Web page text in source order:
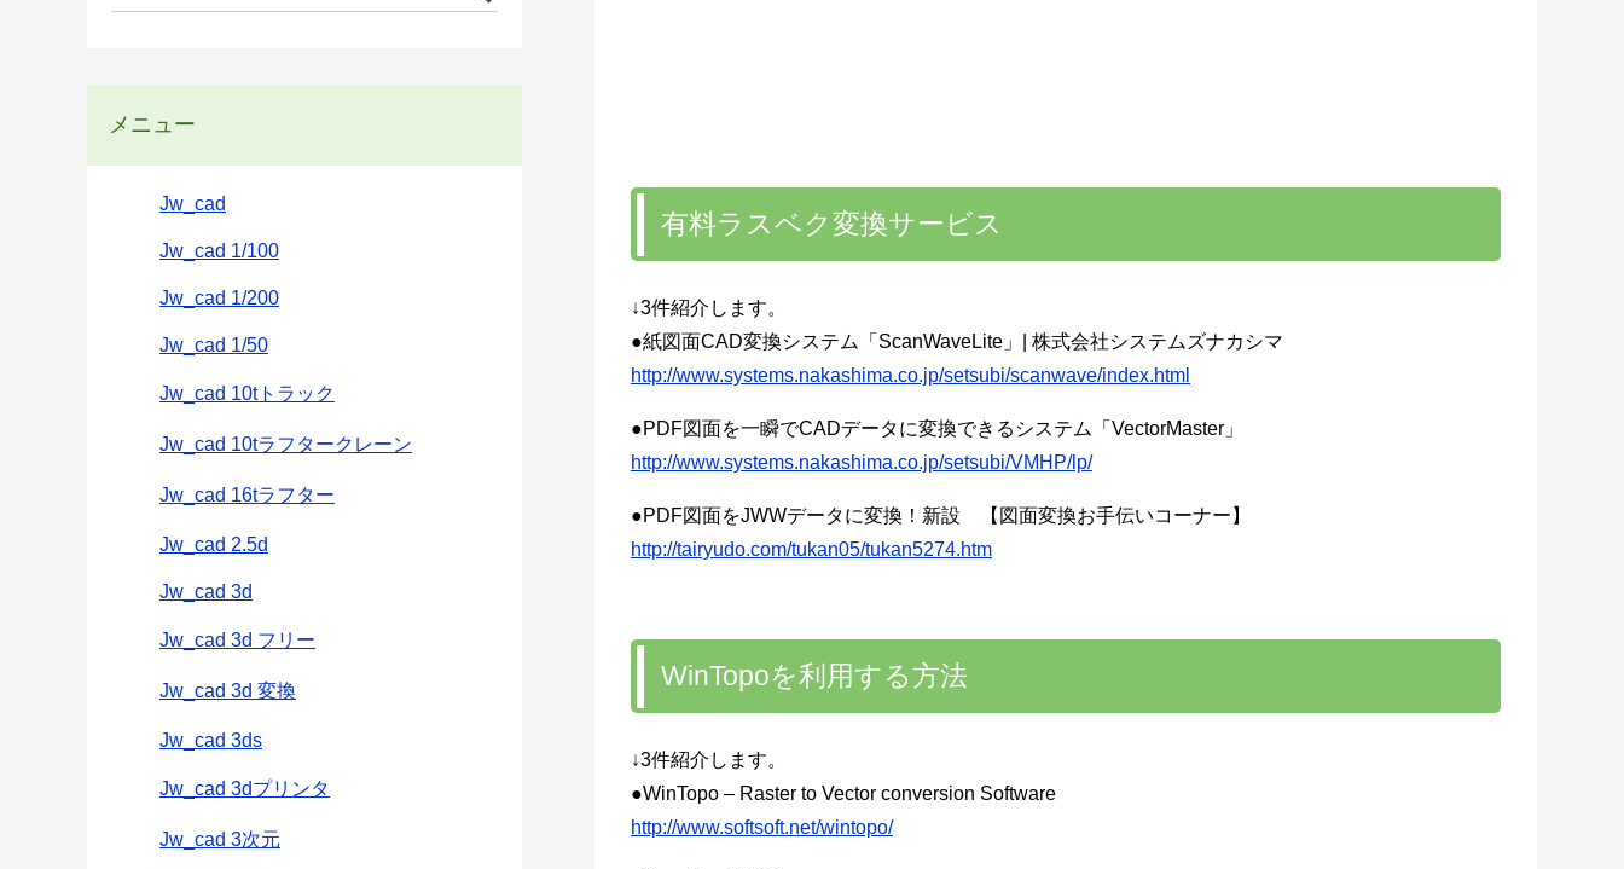
有料ラスベク変換サービス
↓3件紹介します。
●紙図面CAD変換システム「ScanWaveLite」| 株式会社システムズナカシマ
http://www.systems.nakashima.co.jp/setsubi/scanwave/index.html
●PDF図面を一瞬でCADデータに変換できるシステム「VectorMaster」
http://www.systems.nakashima.co.jp/setsubi/VMHP/lp/
●PDF図面をJWWデータに変換！新設 【図面変換お手伝いコーナー】
http://tairyudo.com/tukan05/tukan5274.htm
WinTopoを利用する方法
↓3件紹介します。
●WinTopo – Raster to Vector conversion Software
http://www.softsoft.net/wintopo/
メニュー
Jw_cad
Jw_cad 1/100
Jw_cad 1/200
Jw_cad 1/50
Jw_cad 10tトラック
Jw_cad 10tラフタークレーン
Jw_cad 16tラフター
Jw_cad 2.5d
Jw_cad 3d
Jw_cad 3d フリー
Jw_cad 3d 変換
Jw_cad 3ds
Jw_cad 3dプリンタ
Jw_cad 3次元